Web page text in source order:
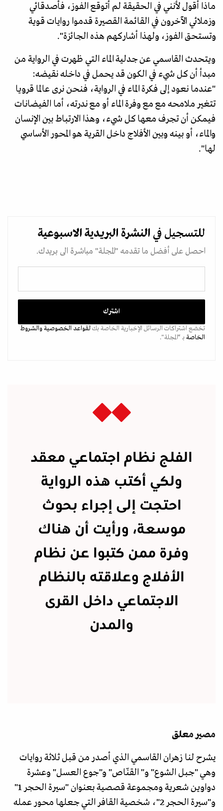
ماذا أقول لأنني في الحقيقة لم أتوقع الفوز، فأصدقائي
وزملائي الآخرون في القائمة القصيرة قدموا روايات قوية
وتستحق الفوز، ولهذا أشاركهم هذه الجائزة".
ويتحدث القاسمي عن جدلية الماء التي ظهرت في الرواية من
مبدأ أن كل شيء في الكون قد يحمل في داخله نقيضه:
"عندما نعود إلى فكرة الماء في الرواية، فنحن نرى عالما قرويا
تتغير ملامحه مع مع وفرة الماء أو مع ندرته، أما الفيضانات
فيمكن أن تجرف معها كل شيء، وهذا الارتباط بين الإنسان
والماء، أو بينه وبين الأفلاج داخل القرية هو المحور الأساسي
لها".
للتسجيل في النشرة البريدية الاسبوعية
احصل على أفضل ما تقدمه "المجلة" مباشرة الى بريدك.
تخضع اشتراكات الرسائل الإخبارية الخاصة بكلقواعد الخصوصيةوالشروط
الخاصة بـ “المجلة".
الفلج نظام اجتماعي معقد
ولكي أكتب هذه الرواية
احتجت إلى إجراء بحوث
موسعة، ورأيت أن هناك
وفرة ممن كتبوا عن نظام
الأفلاج وعلاقته بالنظام
الاجتماعي داخل القرى
والمدن
مصير معلق
يشرح لنا زهران القاسمي الذي أصدر من قبل ثلاثة روايات
وهي "جبل الشوع" و" القنّاص" و"جوع العسل" وعشرة
دواوين شعرية ومجموعة قصصية بعنوان "سيرة الحجر 1"
و"سيرة الحجر 2"، شخصية القافر التي جعلها محور عمله